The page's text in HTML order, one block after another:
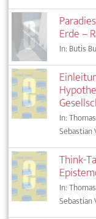
Erde –
In: Butis
In:
Sebastian
Think-
In:
Sebastian